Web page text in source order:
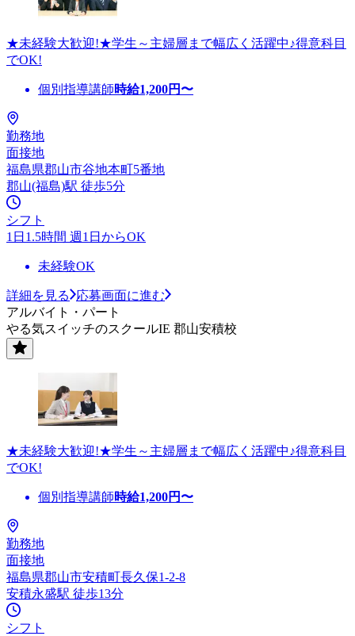
★未経験大歓迎!★学生～主婦層まで幅広く活躍中♪得意科目
でOK!
個別指導講師時給1,200円〜
勤務地
面接地
福島県郡山市谷地本町5番地
郡山(福島)駅 徒歩5分
シフト
1日1.5時間 週1日からOK
未経験OK
詳細を見る
応募画面に進む
アルバイト・パート
やる気スイッチのスクールIE 郡山安積校
★未経験大歓迎!★学生～主婦層まで幅広く活躍中♪得意科目
でOK!
個別指導講師時給1,200円〜
勤務地
面接地
福島県郡山市安積町長久保1-2-8
安積永盛駅 徒歩13分
シフト